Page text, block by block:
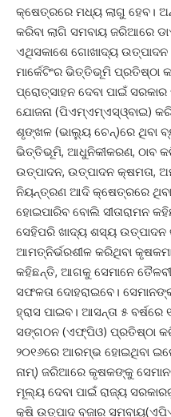
କ୍ଷେତ୍ରରେ ମଧ୍ୟ ଲାଗୁ ହେବ।
କରିବା ଲାଗି ସମବାୟ ଜରିଆରେ
ଏଥିସକାଶେ ଗୋଖାଦ୍ୟ
ମାର୍କେଟିଂର ଭିତ୍ତିଭୂମି ପ୍ରତିଷ୍ଠା
ପ୍ରୋତ୍ସାହନ ଦେବା ପାଇଁ
ଯୋଜନା (ପିଏମ୍‌ଏମ୍‌ଏସ୍‌ଓ୍ବାଇ)
ଶୃଙ୍ଖଳ (ଭାଲ୍ୟୁ ଚେନ୍‌)ରେ ଥିବା
ଭିତ୍ତିଭୂମି, ଆଧୁନିକୀକରଣ, ଠାବ
ଉତ୍ପାଦନ, ଉତ୍ପାଦନ କ୍ଷମତା,
ନିୟନ୍ତ୍ରଣ ଆଦି କ୍ଷେତ୍ରରେ ଥିବା
ହୋଇପାରିବ ବୋଲି ସୀତାରାମନ
ସେହିପରି ଖାଦ୍ୟ ଶସ୍ୟ
ଆମତ୍ନିର୍ଭରଶୀଳ କରିଥିବା
କହିଛନ୍ତି, ଆଗକୁ ସେମାନେ
ସଫଳତା ଦୋହରାଇବେ।
ହ୍ରାସ ପାଇବ। ଆସନ୍ତା ୫
ସଙ୍ଗଠନ (ଏଫ୍‌ପିଓ) ପ୍ରତିଷ୍ଠା କରି
୨୦୧୬ରେ ଆରମ୍ଭ ହୋଇଥିବା
ନାମ୍‌) ଜରିଆରେ କୃଷକଙ୍କୁ
ମୂଲ୍ୟ ଦେବା ପାଇଁ ରାଜ୍ୟ
କୃଷି ଉତ୍ପାଦ ବଜାର